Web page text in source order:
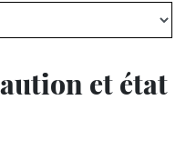
et état